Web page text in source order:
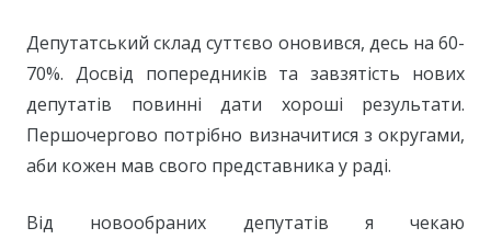
Депутатський склад суттєво оновився, десь на 60-
70%. Досвід попередників та завзятість нових
депутатів повинні дати хороші результати.
Першочергово потрібно визначитися з округами,
аби кожен мав свого представника у раді.
Від новообраних депутатів я чекаю